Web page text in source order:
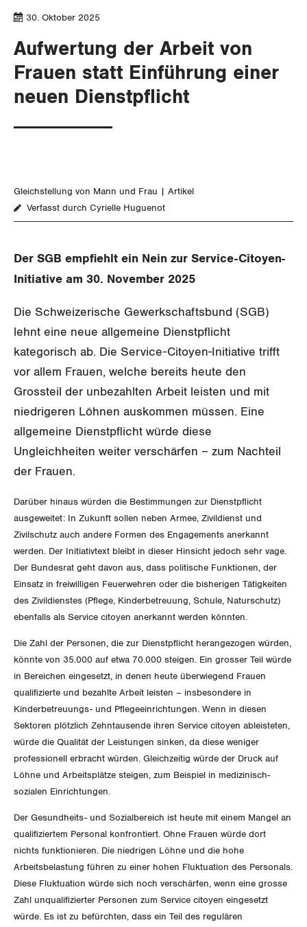
Gewerkschaftsrechte
Arbeitssicherheit und Gesundheitsschutz
Überbrückungsleistung
Ergänzungsleistungen
Verkehr
Post
Energie und Umwelt
Gleichstellung von Frauen und Männern
Gleichstellung von LGBTI
International
SERVICE
GEWERKSCHAFTSMITGLIED WERDEN
WEITERBILDUNG
NEWSLETTER
WIR ÜBER UNS
Präsidialausschuss
Jugendkommission
Migrationskommission
Queer-Kommission
Rentner:innen-Kommission
ZENTRALSEKRETARIAT
KANTONALE BÜNDE
Beide Basel
Bern
Freiburg
Genf
Nidwalden
Obwalden
OFFENE STELLEN
AGENDA
Medien
Publikationen
Artikel
Medienmitteilungen
Dossier
Vernehmlassungen
Bücher/Broschüren
Blog
Blog Daniel Lampart
Der Europa-Blog
Kontakt
30. Oktober 2025
Aufwertung der Arbeit von
Frauen statt Einführung einer
neuen Dienstpflicht
Gleichstellung von Mann und Frau
Artikel
Verfasst durch Cyrielle Huguenot
Der SGB empfiehlt ein Nein zur Service-Citoyen-
Initiative am 30. November 2025
Die Schweizerische Gewerkschaftsbund (SGB)
lehnt eine neue allgemeine Dienstpflicht
kategorisch ab. Die Service-Citoyen-Initiative trifft
vor allem Frauen, welche bereits heute den
Grossteil der unbezahlten Arbeit leisten und mit
niedrigeren Löhnen auskommen müssen. Eine
allgemeine Dienstpflicht würde diese
Ungleichheiten weiter verschärfen – zum Nachteil
der Frauen.
Darüber hinaus würden die Bestimmungen zur Dienstpflicht
ausgeweitet: In Zukunft sollen neben Armee, Zivildienst und
Zivilschutz auch andere Formen des Engagements anerkannt
werden. Der Initiativtext bleibt in dieser Hinsicht jedoch sehr vage.
Der Bundesrat geht davon aus, dass politische Funktionen, der
Einsatz in freiwilligen Feuerwehren oder die bisherigen Tätigkeiten
des Zivildienstes (Pflege, Kinderbetreuung, Schule, Naturschutz)
ebenfalls als Service citoyen anerkannt werden könnten.
Die Zahl der Personen, die zur Dienstpflicht herangezogen würden,
könnte von 35.000 auf etwa 70.000 steigen. Ein grosser Teil würde
in Bereichen eingesetzt, in denen heute überwiegend Frauen
qualifizierte und bezahlte Arbeit leisten – insbesondere in
Kinderbetreuungs- und Pflegeeinrichtungen. Wenn in diesen
Sektoren plötzlich Zehntausende ihren Service citoyen ableisteten,
würde die Qualität der Leistungen sinken, da diese weniger
professionell erbracht würden. Gleichzeitig würde der Druck auf
Löhne und Arbeitsplätze steigen, zum Beispiel in medizinisch-
sozialen Einrichtungen.
Der Gesundheits- und Sozialbereich ist heute mit einem Mangel an
qualifiziertem Personal konfrontiert. Ohne Frauen würde dort
nichts funktionieren. Die niedrigen Löhne und die hohe
Arbeitsbelastung führen zu einer hohen Fluktuation des Personals.
Diese Fluktuation würde sich noch verschärfen, wenn eine grosse
Zahl unqualifizierter Personen zum Service citoyen eingesetzt
würde. Es ist zu befürchten, dass ein Teil des regulären